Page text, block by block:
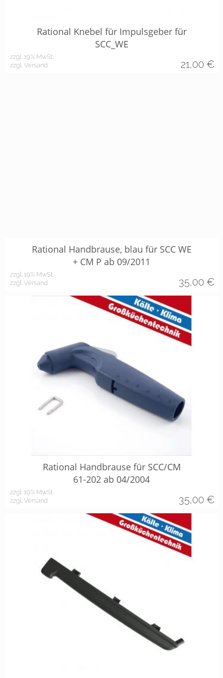
Rational Knebel für Impulsgeber für
SCC_WE
zzgl. 19% MwSt.
zzgl. Versand
21,00 €
Rational Handbrause, blau für SCC WE
+ CM P ab 09/2011
zzgl. 19% MwSt.
zzgl. Versand
35,00 €
Rational Handbrause für SCC/CM
61-202 ab 04/2004
zzgl. 19% MwSt.
zzgl. Versand
35,00 €